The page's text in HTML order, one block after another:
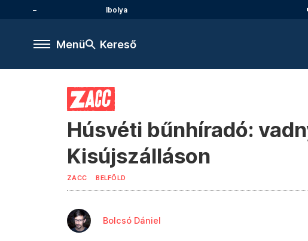
Ibolya
Menü Kereső
Húsvéti bűnhíradó:
Kisújszálláson
ZACC BELFÖLD
Bolcsó Dániel